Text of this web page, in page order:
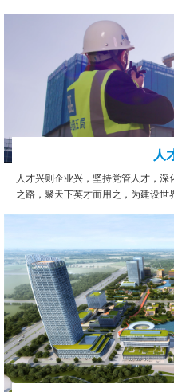
人
人才兴则企业兴，坚持党管人才，
之路，聚天下英才而用之，为建设世